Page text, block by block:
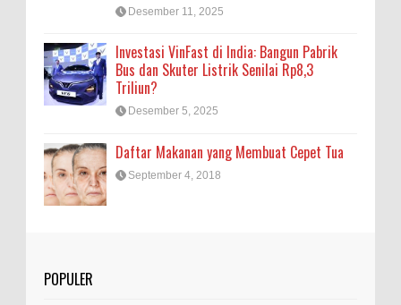
Desember 11, 2025
Investasi VinFast di India: Bangun Pabrik
Bus dan Skuter Listrik Senilai Rp8,3
Triliun?
Desember 5, 2025
Daftar Makanan yang Membuat Cepet Tua
September 4, 2018
POPULER